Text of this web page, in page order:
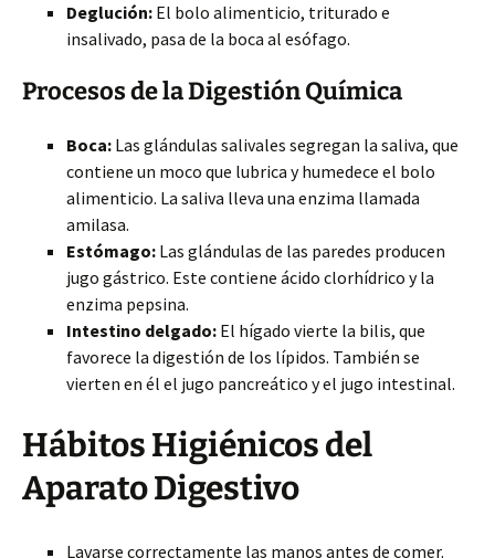
Deglución: El bolo alimenticio, triturado e
insalivado, pasa de la boca al esófago.
Procesos de la Digestión Química
Boca: Las glándulas salivales segregan la saliva, que
contiene un moco que lubrica y humedece el bolo
alimenticio. La saliva lleva una enzima llamada
amilasa.
Estómago: Las glándulas de las paredes producen
jugo gástrico. Este contiene ácido clorhídrico y la
enzima pepsina.
Intestino delgado: El hígado vierte la bilis, que
favorece la digestión de los lípidos. También se
vierten en él el jugo pancreático y el jugo intestinal.
Hábitos Higiénicos del
Aparato Digestivo
Lavarse correctamente las manos antes de comer.